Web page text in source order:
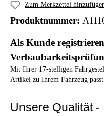
Zum Merkzettel
Produktnummer:
Als Kunde
Mit Ihrer 17-stelligen
Artikel zu Ihrem Fahrzeug passt.
Unsere Qualität -